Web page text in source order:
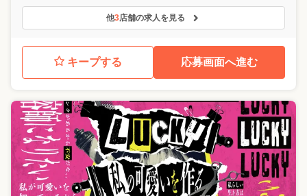
他3店舗の求人を見る
キープする 応募画面へ進む